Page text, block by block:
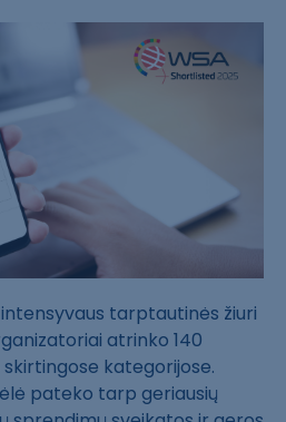
tarptautinės žiuri
atrinko 140
kategorijose.
pateko tarp geriausių